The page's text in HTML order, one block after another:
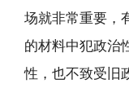
场就非常重要，
的材料中犯政治
性，也不致受旧